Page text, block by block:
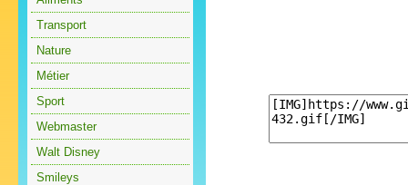
Transport
Nature
Métier
Sport
Webmaster
Walt Disney
Smileys